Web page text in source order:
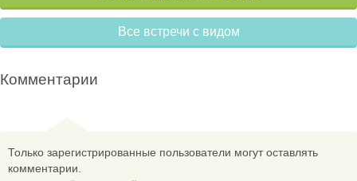
Все встречи с видом
Комментарии
Только зарегистрированные пользователи могут оставлять
комментарии.